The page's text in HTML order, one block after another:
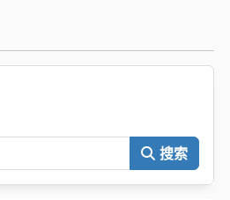
搜索